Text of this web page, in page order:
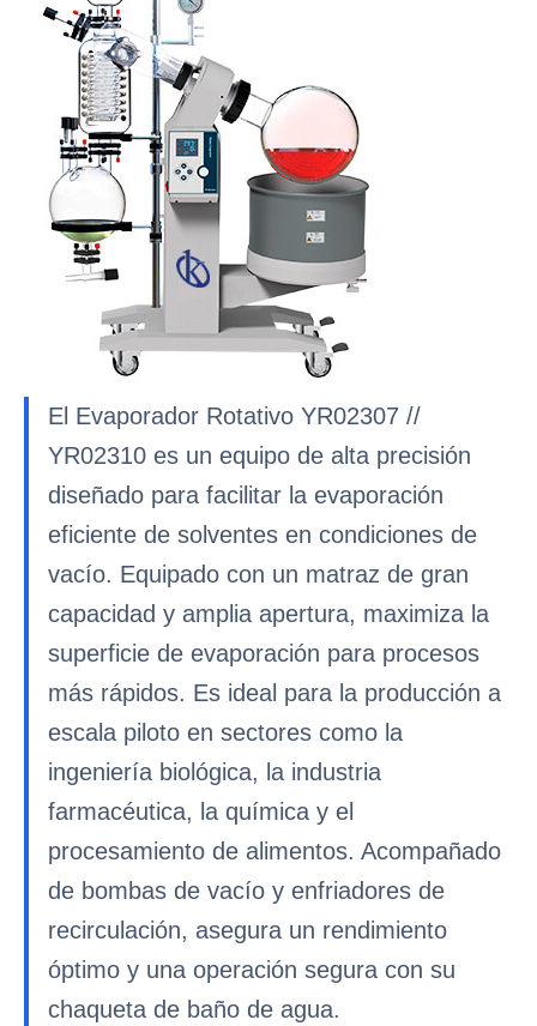
El Evaporador Rotativo YR02307 //
YR02310 es un equipo de alta precisión
diseñado para facilitar la evaporación
eficiente de solventes en condiciones de
vacío. Equipado con un matraz de gran
capacidad y amplia apertura, maximiza la
superficie de evaporación para procesos
más rápidos. Es ideal para la producción a
escala piloto en sectores como la
ingeniería biológica, la industria
farmacéutica, la química y el
procesamiento de alimentos. Acompañado
de bombas de vacío y enfriadores de
recirculación, asegura un rendimiento
óptimo y una operación segura con su
chaqueta de baño de agua.